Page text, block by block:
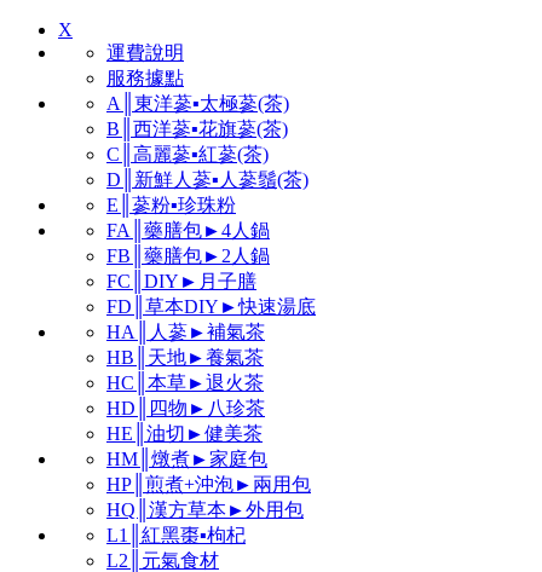
X
運費說明
服務據點
A║東洋蔘▪太極蔘(茶)
B║西洋蔘▪花旗蔘(茶)
C║高麗蔘▪紅蔘(茶)
D║新鮮人蔘▪人蔘鬚(茶)
E║蔘粉▪珍珠粉
FA║藥膳包►4人鍋
FB║藥膳包►2人鍋
FC║DIY►月子膳
FD║草本DIY►快速湯底
HA║人蔘►補氣茶
HB║天地►養氣茶
HC║本草►退火茶
HD║四物►八珍茶
HE║油切►健美茶
HM║燉煮►家庭包
HP║煎煮+沖泡►兩用包
HQ║漢方草本►外用包
L1║紅黑棗▪枸杞
L2║元氣食材